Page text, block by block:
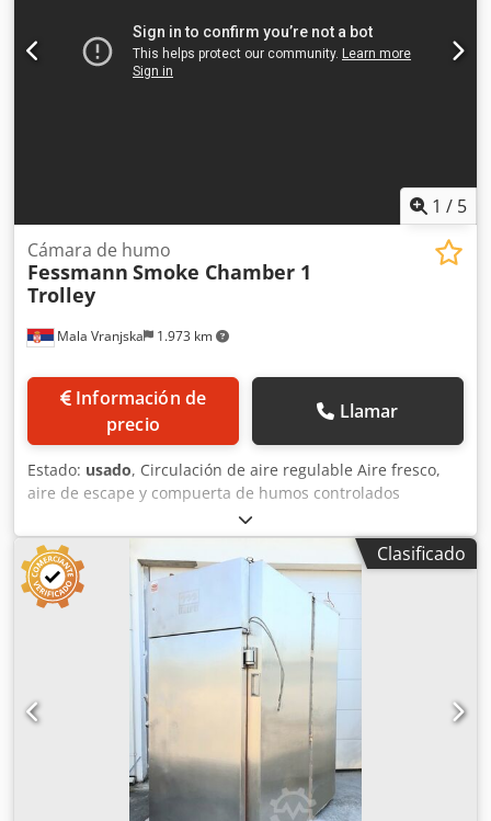
1 / 5
Mala Vranjska 1.973 km
Cámara de humo
Fessmann Smoke Chamber 1
Trolley
Información de
precio
Llamar
Estado: usado, Circulación de aire regulable Aire fresco,
aire de escape y compuerta de humos controlados
neumáticamente Limpieza: limpieza con espuma
Alimentación de humo: a petición del cliente Codpfjuipaujx
Acaeha Material de ahumado: virutas de madera Sin
sistema de postcombustión
Clasificado